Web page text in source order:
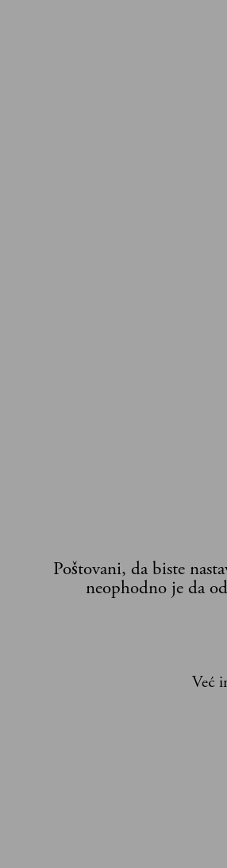
Poštovani, da biste
neophodno je da
Već